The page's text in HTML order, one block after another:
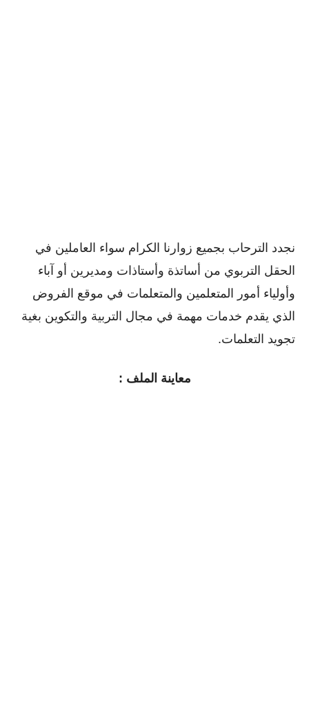
نجدد الترحاب بجميع زوارنا الكرام سواء العاملين في
الحقل التربوي من أساتذة وأستاذات ومديرين أو ﺁباء
وأولياء أمور المتعلمين والمتعلمات في موقع الفروض
الذي يقدم خدمات مهمة في مجال التربية والتكوين بغية
تجويد التعلمات.
معاينة الملف :